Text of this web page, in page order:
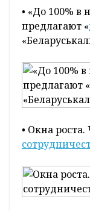
• «До 100%
предлагают «
• Окна